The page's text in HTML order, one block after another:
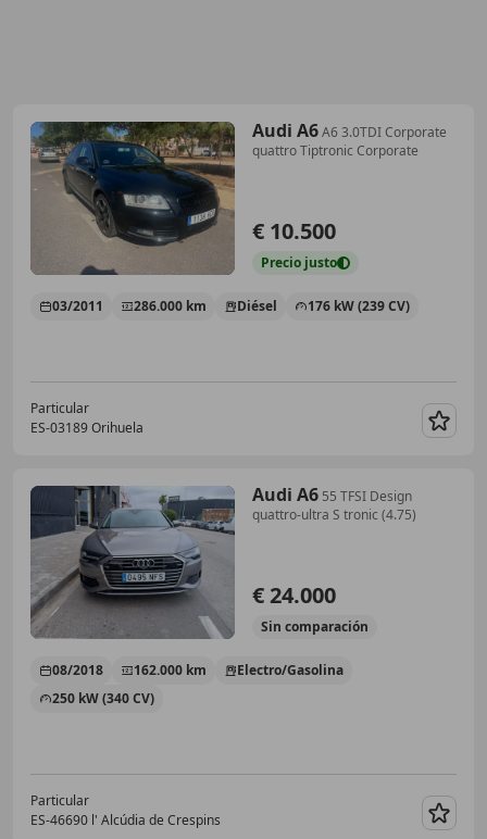
Audi A6A6 3.0TDI Corporate
quattro Tiptronic Corporate
€ 10.500
Precio justo
03/2011 286.000 km Diésel 176 kW (239 CV)
Particular
ES-03189 Orihuela
Audi A6 55 TFSI Design
quattro-ultra S tronic (4.75)
€ 24.000
Sin comparación
08/2018 162.000 km
Electro/Gasolina
250 kW (340 CV)
Particular
ES-46690 l' Alcúdia de Crespins